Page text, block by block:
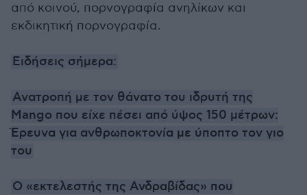
από κοινού, πορνογραφία ανηλίκων και
εκδικητική πορνογραφία.
Ειδήσεις σήμερα:
Ανατροπή με τον θάνατο του ιδρυτή της
Mango που είχε πέσει από ύψος 150 μέτρων:
Έρευνα για ανθρωποκτονία με ύποπτο τον γιο
του
Ο «εκτελεστής της Ανδραβίδας» που